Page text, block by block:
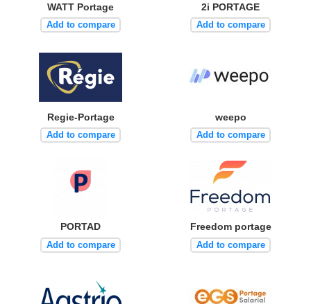
WATT Portage
Add to compare
2i PORTAGE
Add to compare
Regie-Portage
Add to compare
weepo
Add to compare
PORTAD
Add to compare
Freedom portage
Add to compare